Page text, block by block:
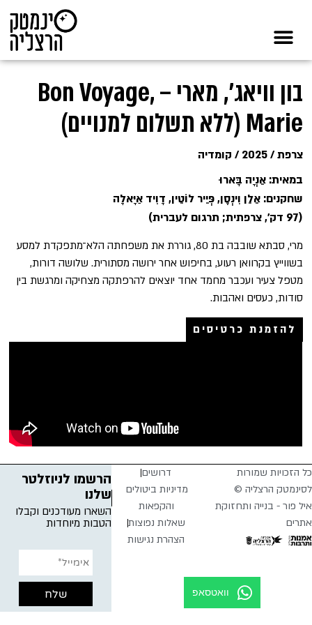
בון וויאג', מארי – Bon Voyage,
Marie (ללא תשלום למנויים)
צרפת / 2025 / קומדיה
במאית: אֵנְיָה בָּארוּ
שחקנים: אֵלֵן וִינְסֶן, פְּיֵיר לוֹטֵין, דָוִיד אַיָּאלָה
(97 דק', צרפתית; תרגום לעברית)
מרי, סבתא שובבה בת 80, גוררת את משפחתה הלא־מתפקדת למסע
בשווייץ בקרוואן רעוע, בחיפוש אחר ירושה מסתורית. שלושה דורות,
מטפל צעיר ועכבר מחמד אחד יוצאים להרפתקה מצחיקה ומרגשת בין
סודות, כעסים ואהבות.
להזמנת כרטיסים
כל הזכויות שמורות
לסינמטק הרצליה ©
איל פור - בנייה ותחזוקת
אתרים
דרושים
מדיניות ביטולים
והקפאות
שאלות נפוצות
הצהרת נגישות
הרשמו לניוזלטר
שלנו
השארו מעודכנים וקבלו
הטבות מיוחדות
וואטסאפ